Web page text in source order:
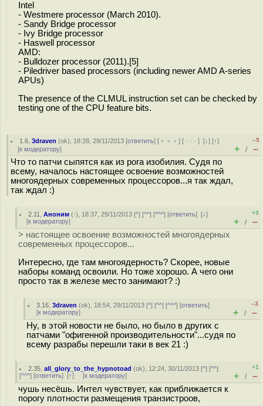
Intel
- Westmere processor (March 2010).
- Sandy Bridge processor
- Ivy Bridge processor
- Haswell processor
AMD:
- Bulldozer processor (2011).[5]
- Piledriver based processors (including newer AMD A-series
APUs)
The presence of the CLMUL instruction set can be checked by
testing one of the CPU feature bits.
1.6 ,3draven (ok), 18:28, 29/11/2013 [ответить] [ ﹢﹢﹢] [ · · ·][↓] [↑]
[к модератору]
–5
+ / –
Что то патчи сыпятся как из рога изобилия. Судя по
всему, началось настоящее освоение возможностей
многоядерных современных процессоров...я так ждал,
так ждал :)
2.11 ,Аноним (-), 18:37, 29/11/2013 [^] [^^] [^^^] [ответить][↓]
[к модератору]
+3
+ / –
> настоящее освоение возможностей многоядерных
современных процессоров...
Интересно, где там многоядерность? Скорее, новые
наборы команд освоили. Но тоже хорошо. А чего они
просто так в железе место занимают? :)
3.16 ,3draven (ok), 18:54, 29/11/2013 [^] [^^] [^^^] [ответить]
[к модератору]
–3
+ / –
Ну, в этой новости не было, но было в других с
патчами "офигенной производительности"...судя по
всему разрабы перешли таки в век 21 :)
2.35 ,all_glory_to_the_hypnotoad (ok), 12:24, 30/11/2013 [^] [^^]
[^^^] [ответить] [↑] [к модератору]
+1
+ / –
чушь несёшь. Интел чувствует, как приближается к
порогу плотности размещения транзистроов,